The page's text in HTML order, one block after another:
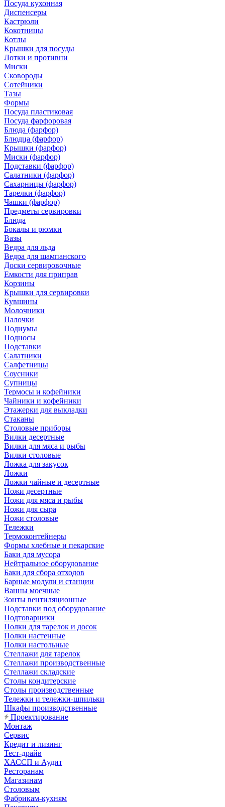
Посуда кухонная
Диспенсеры
Кастрюли
Кокотницы
Котлы
Крышки для посуды
Лотки и противни
Миски
Сковороды
Сотейники
Тазы
Формы
Посуда пластиковая
Посуда фарфоровая
Блюда (фарфор)
Блюдца (фарфор)
Крышки (фарфор)
Миски (фарфор)
Подставки (фарфор)
Салатники (фарфор)
Сахарницы (фарфор)
Тарелки (фарфор)
Чашки (фарфор)
Предметы сервировки
Блюда
Бокалы и рюмки
Вазы
Ведра для льда
Ведра для шампанского
Доски сервировочные
Емкости для приправ
Корзины
Крышки для сервировки
Кувшины
Молочники
Палочки
Подиумы
Подносы
Подставки
Салатники
Салфетницы
Соусники
Супницы
Термосы и кофейники
Чайники и кофейники
Этажерки для выкладки
Стаканы
Столовые приборы
Вилки десертные
Вилки для мяса и рыбы
Вилки столовые
Ложка для закусок
Ложки
Ложки чайные и десертные
Ножи десертные
Ножи для мяса и рыбы
Ножи для сыра
Ножи столовые
Тележки
Термоконтейнеры
Формы хлебные и пекарские
Баки для мусора
Нейтральное оборудование
Баки для сбора отходов
Барные модули и станции
Ванны моечные
Зонты вентиляционные
Подставки под оборудование
Подтоварники
Полки для тарелок и досок
Полки настенные
Полки настольные
Стеллажи для тарелок
Стеллажи производственные
Стеллажи складские
Столы кондитерские
Столы производственные
Тележки и тележки-шпильки
Шкафы производственные
Проектирование
Монтаж
Сервис
Кредит и лизинг
Тест-драйв
ХАССП и Аудит
Ресторанам
Магазинам
Столовым
Фабрикам-кухням